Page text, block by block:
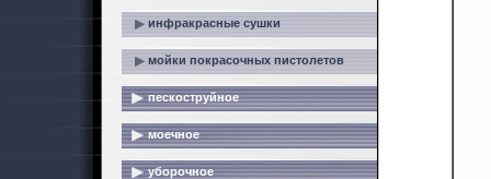
инфракрасные сушки
мойки покрасочных пистолетов
пескоструйное
моечное
уборочное